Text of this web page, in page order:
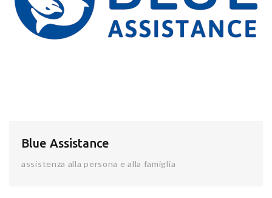
Blue Assistance
assistenza alla persona e alla famiglia